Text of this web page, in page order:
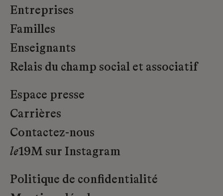
Entreprises
Familles
Enseignants
Relais du champ social et associatif
Espace presse
Carrières
Contactez-nous
le19M sur Instagram
Politique de confidentialité